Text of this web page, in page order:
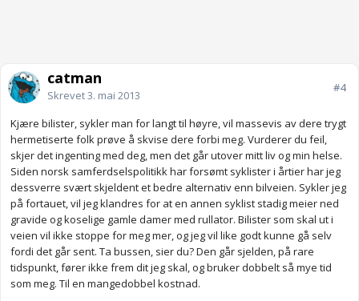
catman
Skrevet3. mai 2013
#4
Kjære bilister, sykler man for langt til høyre, vil massevis av dere trygt
hermetiserte folk prøve å skvise dere forbi meg. Vurderer du feil,
skjer det ingenting med deg, men det går utover mitt liv og min helse.
Siden norsk samferdselspolitikk har forsømt syklister i årtier har jeg
dessverre svært skjeldent et bedre alternativ enn bilveien. Sykler jeg
på fortauet, vil jeg klandres for at en annen syklist stadig meier ned
gravide og koselige gamle damer med rullator. Bilister som skal ut i
veien vil ikke stoppe for meg mer, og jeg vil like godt kunne gå selv
fordi det går sent. Ta bussen, sier du? Den går sjelden, på rare
tidspunkt, fører ikke frem dit jeg skal, og bruker dobbelt så mye tid
som meg. Til en mangedobbel kostnad.